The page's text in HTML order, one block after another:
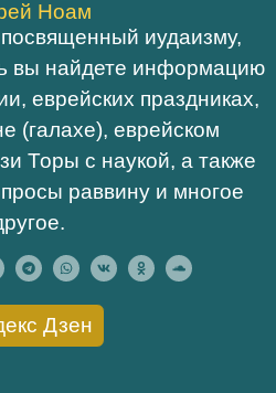
Ноам
иудаизму,
вы найдете информацию
еврейских праздниках,
(галахе), еврейском
Торы с наукой, а также
раввину и многое
Дзен